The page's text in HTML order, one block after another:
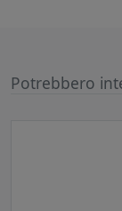
Potrebbero